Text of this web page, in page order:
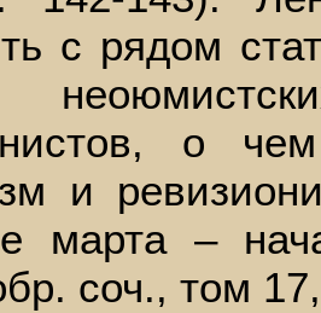
с рядом
о
и
марта –
соч., том